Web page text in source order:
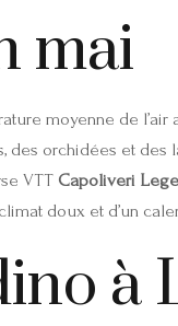
mai
moyenne de l’air
orchidées et des
VTT Capoliveri
doux et d’un
à